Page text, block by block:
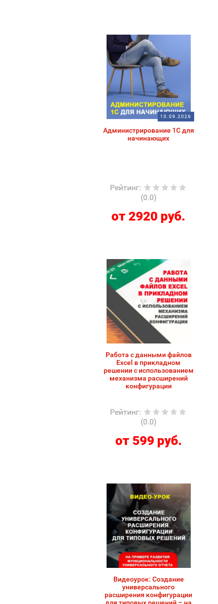
10.09.2026
Администрирование 1С для
начинающих
Рейтинг:
(0.0)
от 2920 руб.
Работа с данными файлов
Excel в прикладном
решении с использованием
механизма расширений
конфигурации
Рейтинг:
(0.0)
от 599 руб.
Видеоурок: Создание
универсального
расширения конфигурации